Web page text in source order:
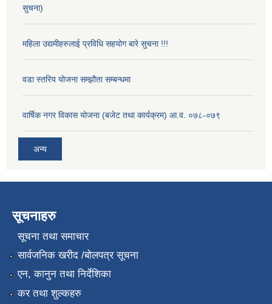
सुचना)
महिला उद्यमीहरुलाई प्रविधि सहयोग बारे सुचना !!!
वडा स्तरिय योजना सम्झौता सम्बन्धमा
वार्षिक नगर विकास योजना (बजेट तथा कार्यक्रम) आ.व. ०७८-०७९
अन्य
सूचनाहरु
सूचना तथा समाचार
सार्वजनिक खरीद /बोलपत्र सूचना
एन, कानुन तथा निर्देशिका
कर तथा शुल्कहरु